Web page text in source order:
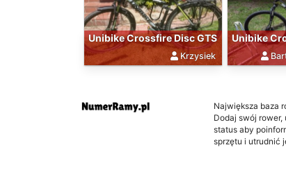
Unibike Crossfire Disc GTS
Krzysiek
Unibike
Największa baza
Dodaj swój rower,
status aby
sprzętu i utrudnić